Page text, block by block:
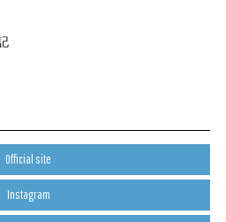
Official site
Instagram